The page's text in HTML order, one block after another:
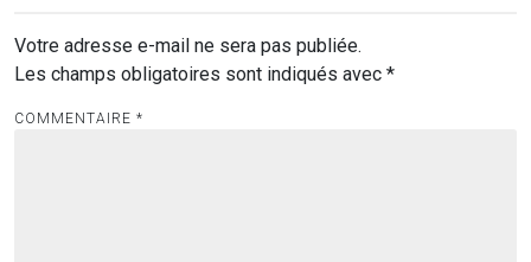
Votre adresse e-mail ne sera pas publiée.
Les champs obligatoires sont indiqués avec *
COMMENTAIRE *